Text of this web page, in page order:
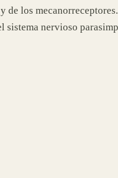
los
nervioso